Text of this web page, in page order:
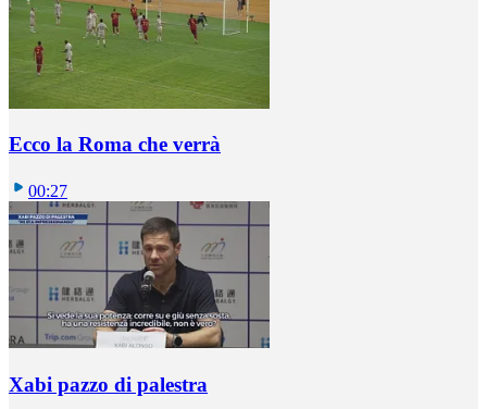
Ecco la Roma che verrà
00:27
Xabi pazzo di palestra